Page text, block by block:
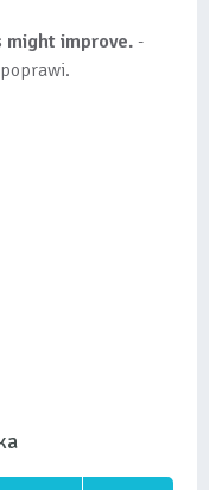
might improve. -